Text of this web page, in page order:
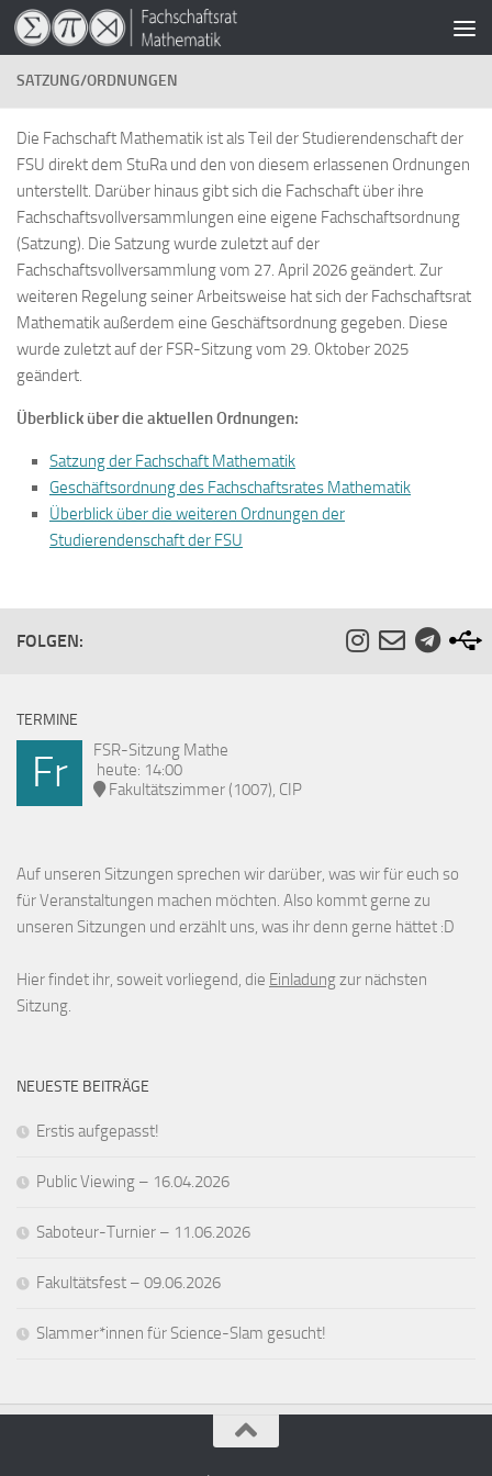
Zum Inhalt springen
SATZUNG/ORDNUNGEN
Die Fachschaft Mathematik ist als Teil der Studierendenschaft der
FSU direkt dem StuRa und den von diesem erlassenen Ordnungen
unterstellt. Darüber hinaus gibt sich die Fachschaft über ihre
Fachschaftsvollversammlungen eine eigene Fachschaftsordnung
(Satzung). Die Satzung wurde zuletzt auf der
Fachschaftsvollversammlung vom 27. April 2026 geändert. Zur
weiteren Regelung seiner Arbeitsweise hat sich der Fachschaftsrat
Mathematik außerdem eine Geschäftsordnung gegeben. Diese
wurde zuletzt auf der FSR-Sitzung vom 29. Oktober 2025
geändert.
Überblick über die aktuellen Ordnungen:
Satzung der Fachschaft Mathematik
Geschäftsordnung des Fachschaftsrates Mathematik
Überblick über die weiteren Ordnungen der
Studierendenschaft der FSU
FOLGEN:
TERMINE
Fr
FSR-Sitzung Mathe
heute: 14:00
Fakultätszimmer (1007), CIP
Auf unseren Sitzungen sprechen wir darüber, was wir für euch so
für Veranstaltungen machen möchten. Also kommt gerne zu
unseren Sitzungen und erzählt uns, was ihr denn gerne hättet :D
Hier findet ihr, soweit vorliegend, die Einladungzur nächsten
Sitzung.
NEUESTE BEITRÄGE
Erstis aufgepasst!
Public Viewing – 16.04.2026
Saboteur-Turnier – 11.06.2026
Fakultätsfest – 09.06.2026
Slammer*innen für Science-Slam gesucht!